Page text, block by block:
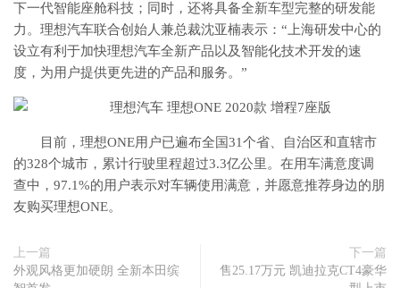
下一代智能座舱科技；同时，还将具备全新车型完整的研发能
力。理想汽车联合创始人兼总裁沈亚楠表示：“上海研发中心的
设立有利于加快理想汽车全新产品以及智能化技术开发的速
度，为用户提供更先进的产品和服务。”
目前，理想ONE用户已遍布全国31个省、自治区和直辖市
的328个城市，累计行驶里程超过3.3亿公里。在用车满意度调
查中，97.1%的用户表示对车辆使用满意，并愿意推荐身边的朋
友购买理想ONE。
上一篇
外观风格更加硬朗 全新本田缤
下一篇
售25.17万元 凯迪拉克CT4豪华